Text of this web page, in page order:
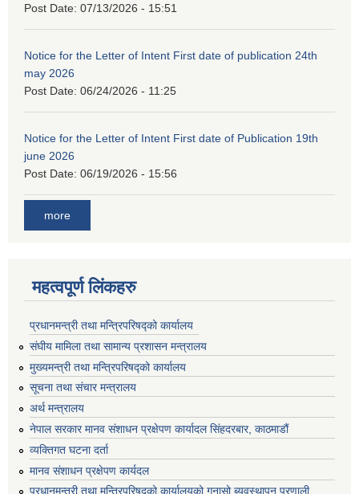
Post Date: 07/13/2026 - 15:51
Notice for the Letter of Intent First date of publication 24th
may 2026
Post Date: 06/24/2026 - 11:25
Notice for the Letter of Intent First date of Publication 19th
june 2026
Post Date: 06/19/2026 - 15:56
more
महत्वपूर्ण लिंकहरु
प्रधानमन्त्री तथा मन्त्रिपरिषद्को कार्यालय
संघीय मामिला तथा सामान्य प्रशासन मन्त्रालय
मुख्यमन्त्री तथा मन्त्रिपरिषद्को कार्यालय
सूचना तथा संचार मन्त्रालय
अर्थ मन्त्रालय
नेपाल सरकार मानव संशाधन प्रक्षेपण कार्यादल सिंहदरबार, काठमाडौं
व्यक्तिगत घटना दर्ता
मानव संशाधन प्रक्षेपण कार्यदल
प्रधानमन्त्री तथा मन्त्रिपरिषद्को कार्यालयको गुनासो ब्यवस्थापन प्रणाली